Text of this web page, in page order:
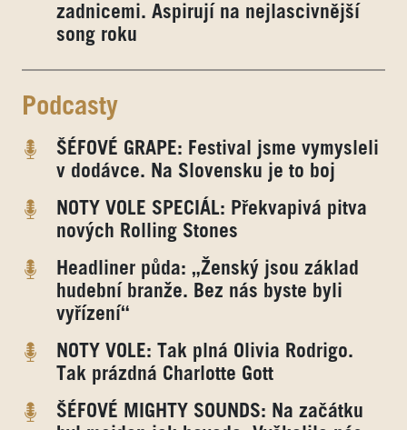
zadnicemi. Aspirují na nejlascivnější
song roku
Podcasty
ŠÉFOVÉ GRAPE: Festival jsme vymysleli
v dodávce. Na Slovensku je to boj
NOTY VOLE SPECIÁL: Překvapivá pitva
nových Rolling Stones
Headliner půda: „Ženský jsou základ
hudební branže. Bez nás byste byli
vyřízení“
NOTY VOLE: Tak plná Olivia Rodrigo.
Tak prázdná Charlotte Gott
ŠÉFOVÉ MIGHTY SOUNDS: Na začátku